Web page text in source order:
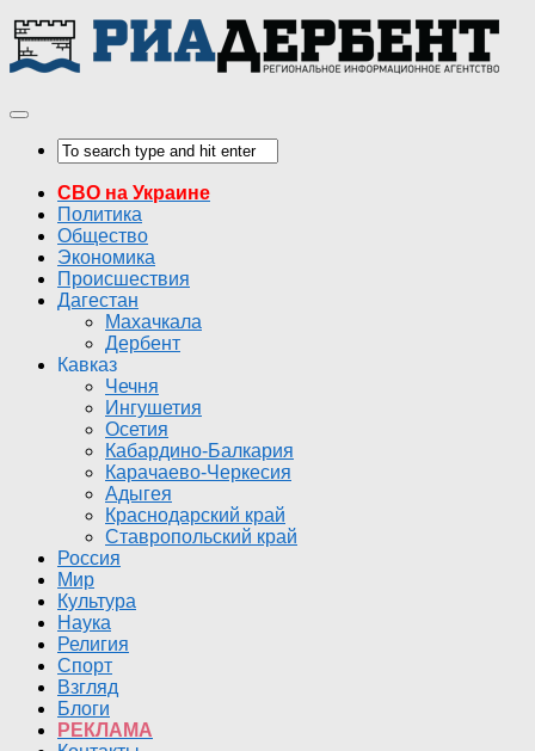
СВО на Украине
Политика
Общество
Экономика
Происшествия
Дагестан
Махачкала
Дербент
Кавказ
Чечня
Ингушетия
Осетия
Кабардино-Балкария
Карачаево-Черкесия
Адыгея
Краснодарский край
Ставропольский край
Россия
Мир
Культура
Наука
Религия
Спорт
Взгляд
Блоги
РЕКЛАМА